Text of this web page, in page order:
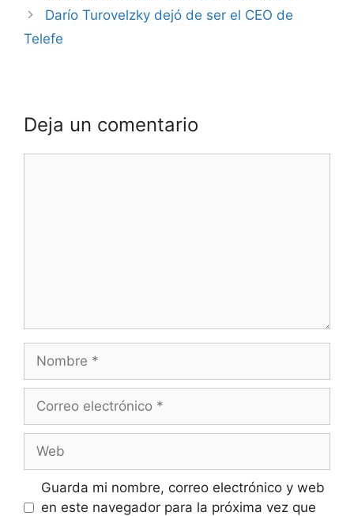
Darío Turovelzky dejó de ser el CEO de
Telefe
Deja un comentario
Guarda mi nombre, correo electrónico y web
en este navegador para la próxima vez que